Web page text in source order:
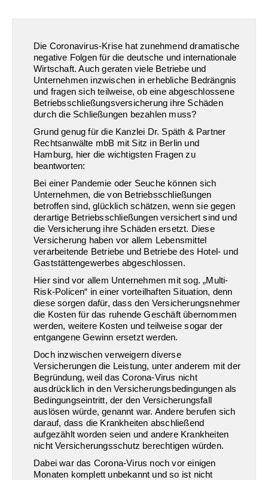
Die Coronavirus-Krise hat zunehmend dramatische
negative Folgen für die deutsche und internationale
Wirtschaft. Auch geraten viele Betriebe und
Unternehmen inzwischen in erhebliche Bedrängnis
und fragen sich teilweise, ob eine abgeschlossene
Betriebsschließungsversicherung ihre Schäden
durch die Schließungen bezahlen muss?
Grund genug für die Kanzlei Dr. Späth & Partner
Rechtsanwälte mbB mit Sitz in Berlin und
Hamburg, hier die wichtigsten Fragen zu
beantworten:
Bei einer Pandemie oder Seuche können sich
Unternehmen, die von Betriebsschließungen
betroffen sind, glücklich schätzen, wenn sie gegen
derartige Betriebsschließungen versichert sind und
die Versicherung ihre Schäden ersetzt. Diese
Versicherung haben vor allem Lebensmittel
verarbeitende Betriebe und Betriebe des Hotel- und
Gaststättengewerbes abgeschlossen.
Hier sind vor allem Unternehmen mit sog. „Multi-
Risk-Policen“ in einer vorteilhaften Situation, denn
diese sorgen dafür, dass den Versicherungsnehmer
die Kosten für das ruhende Geschäft übernommen
werden, weitere Kosten und teilweise sogar der
entgangene Gewinn ersetzt werden.
Doch inzwischen verweigern diverse
Versicherungen die Leistung, unter anderem mit der
Begründung, weil das Corona-Virus nicht
ausdrücklich in den Versicherungsbedingungen als
Bedingungseintritt, der den Versicherungsfall
auslösen würde, genannt war. Andere berufen sich
darauf, dass die Krankheiten abschließend
aufgezählt worden seien und andere Krankheiten
nicht Versicherungsschutz berechtigen würden.
Dabei war das Corona-Virus noch vor einigen
Monaten komplett unbekannt und so ist nicht